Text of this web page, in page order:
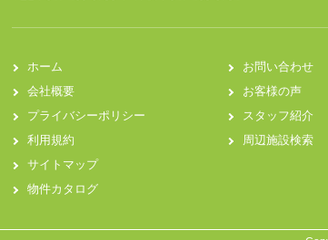
ホーム
会社概要
プライバシーポリシー
利用規約
サイトマップ
物件カタログ
お問い合わせ
お客様の声
スタッフ紹介
周辺施設検索